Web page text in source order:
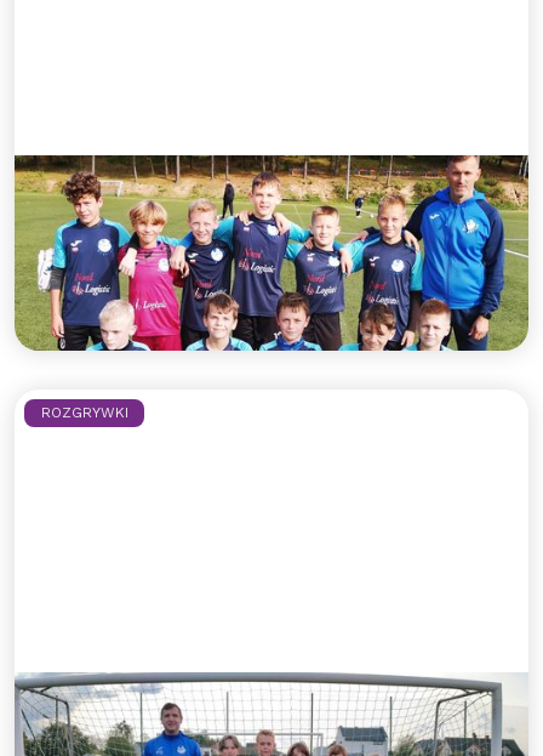
Rocznik 2010 z kolejnym
ligowym zwycięstwem!
Błękitni dopisują 3 punkty po dobrym meczu na
wyjeździe!
Czytaj więcej >>
ROZGRYWKI
Błękitny rocznik 2012 z kolejnym
ligowym zwycięstwem!